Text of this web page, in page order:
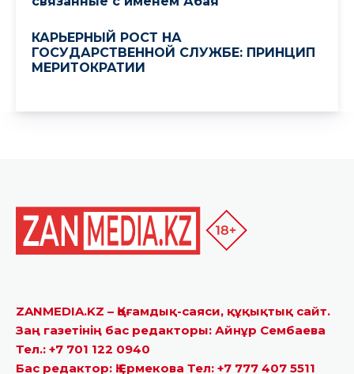
ZANMEDIA.KZ – Қоғамдық-саяси, құқықтық сайт.
Заң газетінің бас редакторы: Айнұр Сембаева
Тел.: +7 701 122 0940
Бас редактор: Қ.Ермекова Тел: +7 777 407 5511